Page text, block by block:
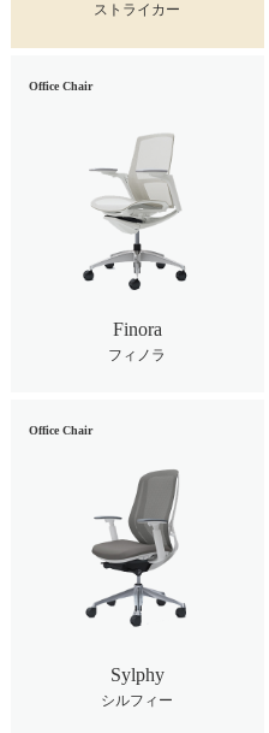
ストライカー
Office Chair
Finora
フィノラ
Office Chair
Sylphy
シルフィー